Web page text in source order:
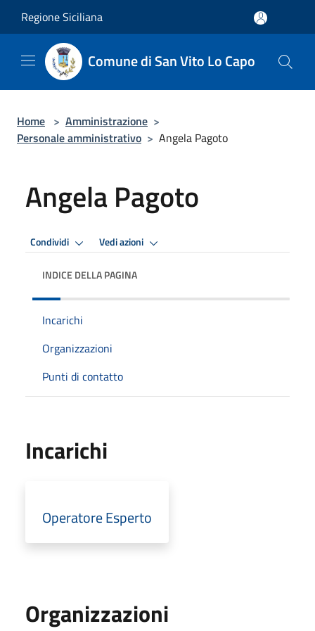
Regione Siciliana
Comune di San Vito Lo Capo
Home > Amministrazione >
Personale amministrativo > Angela Pagoto
Angela Pagoto
Condividi Vedi azioni
INDICE DELLA PAGINA
Incarichi
Organizzazioni
Punti di contatto
Incarichi
Operatore Esperto
Organizzazioni